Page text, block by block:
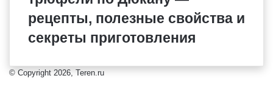
рецепты, полезные свойства и
секреты приготовления
© Copyright 2026, Teren.ru